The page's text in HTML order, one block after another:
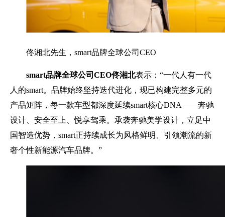
佟湘北先生，smart品牌全球公司CEO
smart品牌全球公司CEO佟湘北表示：“一代人有一代
人的smart。品牌始终坚持迭代进化，现已构建完整多元的
产品矩阵，每一款车型都深度延续smart核心DNA——奔驰
设计、安全至上、悦享驾乘。承袭奔驰美学设计，立足中
国智造优势，smart正持续成长为风格鲜明、引领潮流的新
奢个性新能源汽车品牌。”